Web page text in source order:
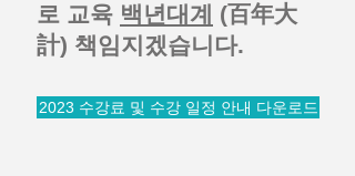
로 교육 백년대계
(百年大
計) 책임지겠습니다.
2023 수강료 및 수강 일정 안내 다운로드